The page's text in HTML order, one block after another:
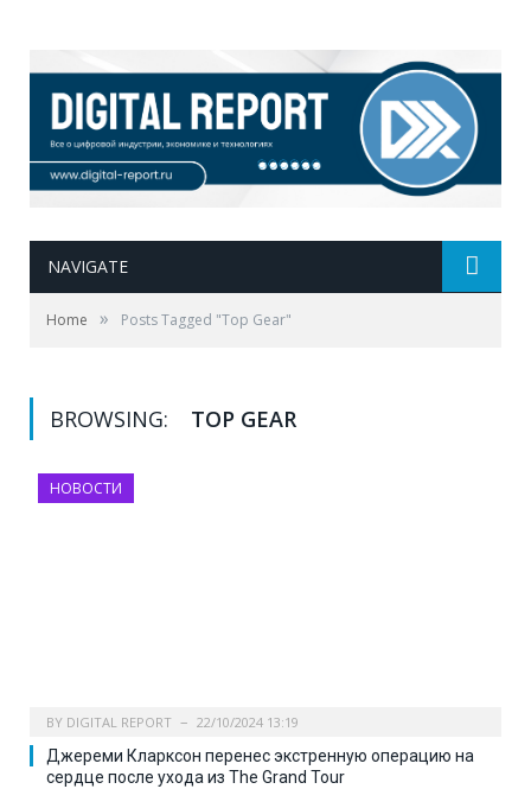
NAVIGATE
Home » Posts Tagged "Top Gear"
BROWSING: TOP GEAR
НОВОСТИ
BY DIGITAL REPORT 22/10/2024 13:19
Джереми Кларксон перенес экстренную операцию на
сердце после ухода из The Grand Tour